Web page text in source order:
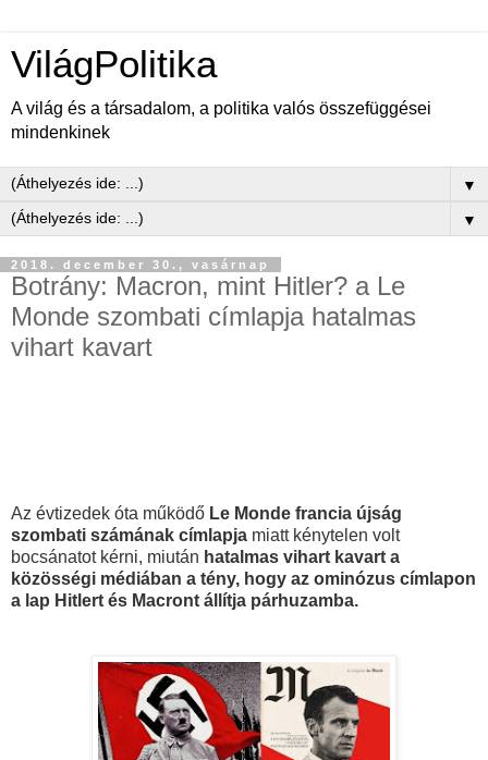
VilágPolitika
A világ és a társadalom, a politika valós összefüggései
mindenkinek
▼
▼
2018. december 30., vasárnap
Botrány: Macron, mint Hitler? a Le
Monde szombati címlapja hatalmas
vihart kavart
Az évtizedek óta működő Le Monde francia újság
szombati számának címlapja miatt kénytelen volt
bocsánatot kérni, miután hatalmas vihart kavart a
közösségi médiában a tény, hogy az ominózus címlapon
a lap Hitlert és Macront állítja párhuzamba.